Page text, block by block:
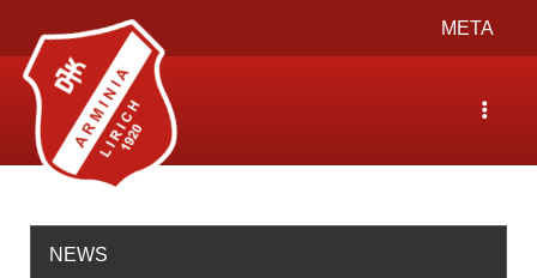
Toggle
navigation
META
Toggle
NEWS